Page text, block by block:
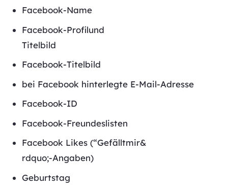
Facebook-Name
Facebook-Profilund
Titelbild
Facebook-Titelbild
bei Facebook hinterlegte E-Mail-Adresse
Facebook-ID
Facebook-Freundeslisten
Facebook Likes (“Gefälltmir&
rdquo;-Angaben)
Geburtstag